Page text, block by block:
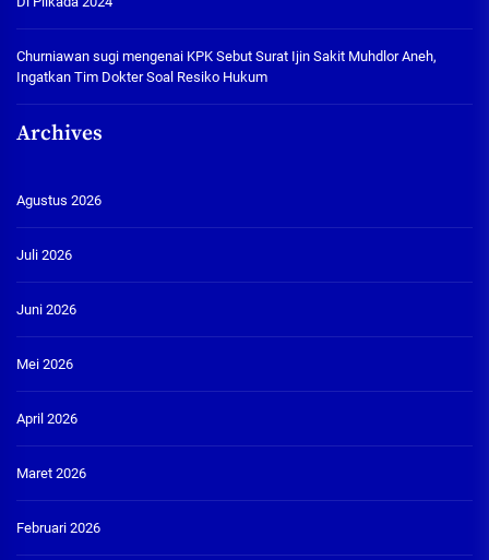
Churniawan sugi mengenai KPK Sebut Surat Ijin Sakit Muhdlor Aneh,
Ingatkan Tim Dokter Soal Resiko Hukum
Archives
Agustus 2026
Juli 2026
Juni 2026
Mei 2026
April 2026
Maret 2026
Februari 2026